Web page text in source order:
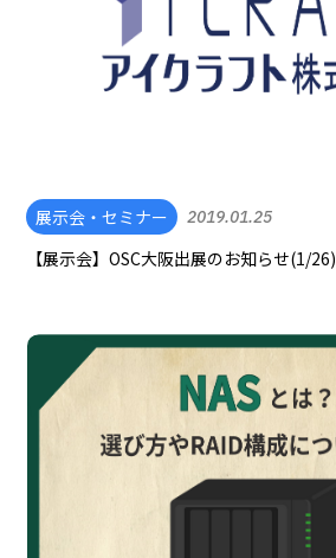
展示会・セミナー 2019.01.25
【展示会】OSC大阪出展のお知らせ(1/26)